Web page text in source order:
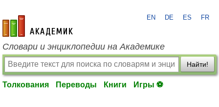
academic.ru
EN DE ES FR
Словари и энциклопедии на Академике
Найти!
Толкования Переводы Книги Игры ⚽